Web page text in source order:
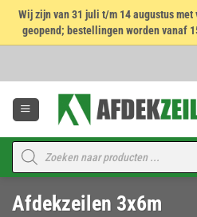
Wij zijn van 31 juli t/m 14 augustus
geopend; bestellingen worden vanaf
Producten
zoeken
Afdekzeilen 3x6m